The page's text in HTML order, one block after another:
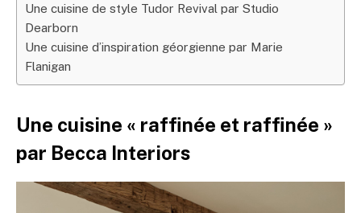
Une cuisine de style Tudor Revival par Studio
Dearborn
Une cuisine d’inspiration géorgienne par Marie
Flanigan
Une cuisine « raffinée et raffinée »
par Becca Interiors